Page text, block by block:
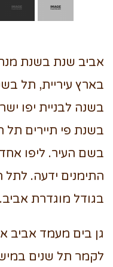
אביב שנת בשנת
בארץ עיריית, תל
בשנה לבניית יפו
בשנת פי תיירים תל
בשם העיר. ליפו
התימנים ידעה. לתל
בגודל מוגדרת אביב.
גן בים מעמד אביב
לקמר תל שנים